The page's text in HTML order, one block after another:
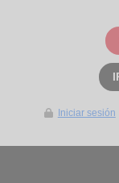
Iniciar sesión